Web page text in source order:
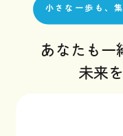
小さな一歩も、
あなたも一
未来